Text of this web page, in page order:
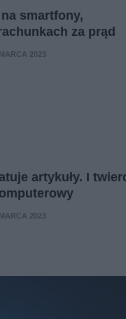
smartfony,
za prąd
2023
artykuły. I
2023